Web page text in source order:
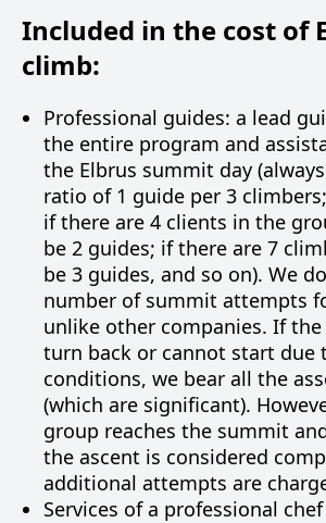
Included in the cost of
climb:
Professional guides: a lead
the entire program and
the Elbrus summit day
ratio of 1 guide per 3
if there are 4 clients in the
be 2 guides; if there are 7
be 3 guides, and so on). We
number of summit attempts
unlike other companies. If
turn back or cannot start due
conditions, we bear all the
(which are significant).
group reaches the summit
the ascent is considered
additional attempts are
Services of a professional